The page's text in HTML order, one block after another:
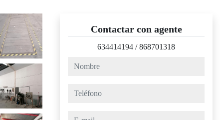
Contactar con agente
634414194 /868701318
nombre
teléfono
e-mail